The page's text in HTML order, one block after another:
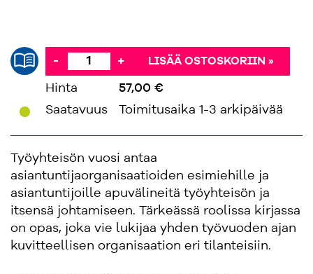
- + LISÄÄ OSTOSKORIIN »
Hinta
57,00 €
Saatavuus
Toimitusaika 1-3 arkipäivää
Työyhteisön vuosi antaa
asiantuntijaorganisaatioiden esimiehille ja
asiantuntijoille apuvälineitä työyhteisön ja
itsensä johtamiseen. Tärkeässä roolissa kirjassa
on opas, joka vie lukijaa yhden työvuoden ajan
kuvitteellisen organisaation eri tilanteisiin.